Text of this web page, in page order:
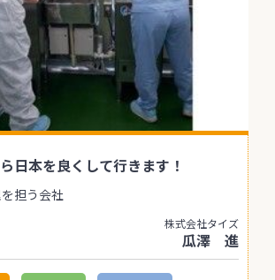
日本を良くして行きます！
担う会社
株式会社タイズ
瓜澤 進